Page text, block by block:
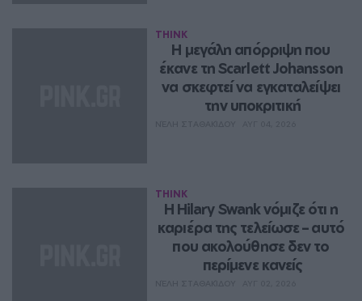
THINK
Η μεγάλη απόρριψη που
έκανε τη Scarlett Johansson
να σκεφτεί να εγκαταλείψει
την υποκριτική
THINK
Η Hilary Swank νόμιζε ότι η
καριέρα της τελείωσε – αυτό
που ακολούθησε δεν το
περίμενε κανείς